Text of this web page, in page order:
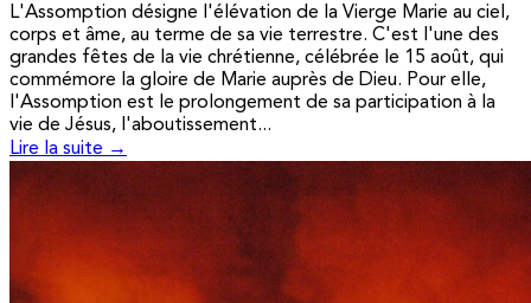
L'Assomption désigne l'élévation de la Vierge Marie au ciel,
corps et âme, au terme de sa vie terrestre. C'est l'une des
grandes fêtes de la vie chrétienne, célébrée le 15 août, qui
commémore la gloire de Marie auprès de Dieu. Pour elle,
l'Assomption est le prolongement de sa participation à la
vie de Jésus, l'aboutissement...
Lire la suite →